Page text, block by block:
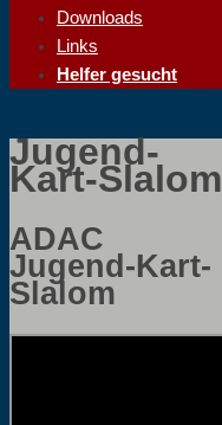
Downloads
Links
Helfer gesucht
Jugend-
Kart-Slalom
ADAC
Jugend-Kart-
Slalom